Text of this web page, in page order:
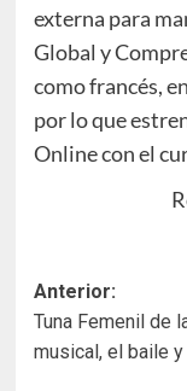
externa para
Global y
como francés,
por lo que
Online con el
de
entradas
Anterior:
Tuna Femenil de
musical, el baile